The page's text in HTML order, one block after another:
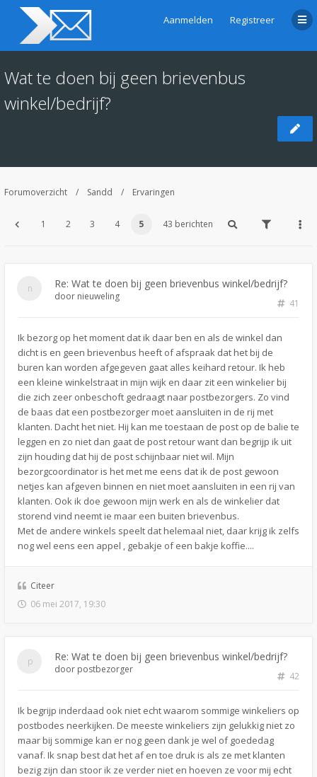
Aanmelden Registreer
Wat te doen bij geen brievenbus
winkel/bedrijf?
Forumoverzicht Sandd Ervaringen
1 2 3 4 5 43 berichten
Re: Wat te doen bij geen brievenbus winkel/bedrijf?
41
door nieuweling
Ik bezorg op het moment dat ik daar ben en als de winkel dan
dicht is en geen brievenbus heeft of afspraak dat het bij de
buren kan worden afgegeven gaat alles keihard retour. Ik heb
een kleine winkelstraat in mijn wijk en daar zit een winkelier bij
die zich zeer onbeschoft gedraagt naar postbezorgers. Zo vind
de baas dat een postbezorger moet aansluiten in de rij met
klanten. Dacht het niet. Hij kan me toestaan de post op de balie te
leggen en zo niet dan gaat de post retour want dan begrijp ik uit
zijn houding dat hij de post schijnbaar niet wil. Mijn
bezorgcoordinator is het met me eens dat ik de post gewoon
netjes kan afgeven binnen en niet moet aansluiten in een rij van
klanten. Ook ik doe gewoon mijn werk en als de winkelier dat
storend vind neemt ie maar een buiten brievenbus.
Met de andere winkels speelt dat helemaal niet, daar krijg ik zelfs
nog wel eens een appel , gebakje of een bakje koffie....
Citeer
06 mei 2017, 19:30
Re: Wat te doen bij geen brievenbus winkel/bedrijf?
42
door postbezorger
Ik begrijp inderdaad ook niet echt waarom sommige winkeliers op
postbodes neerkijken. De meeste winkeliers zijn gelukkig niet zo
maar bij sommige kan er nog geen dank je wel of goededag
vanaf. Ik snap best dat het af en toe druk is als ze met klanten
bezig zijn dan stoor ik ze verder niet en hoeven ze voor mij echt